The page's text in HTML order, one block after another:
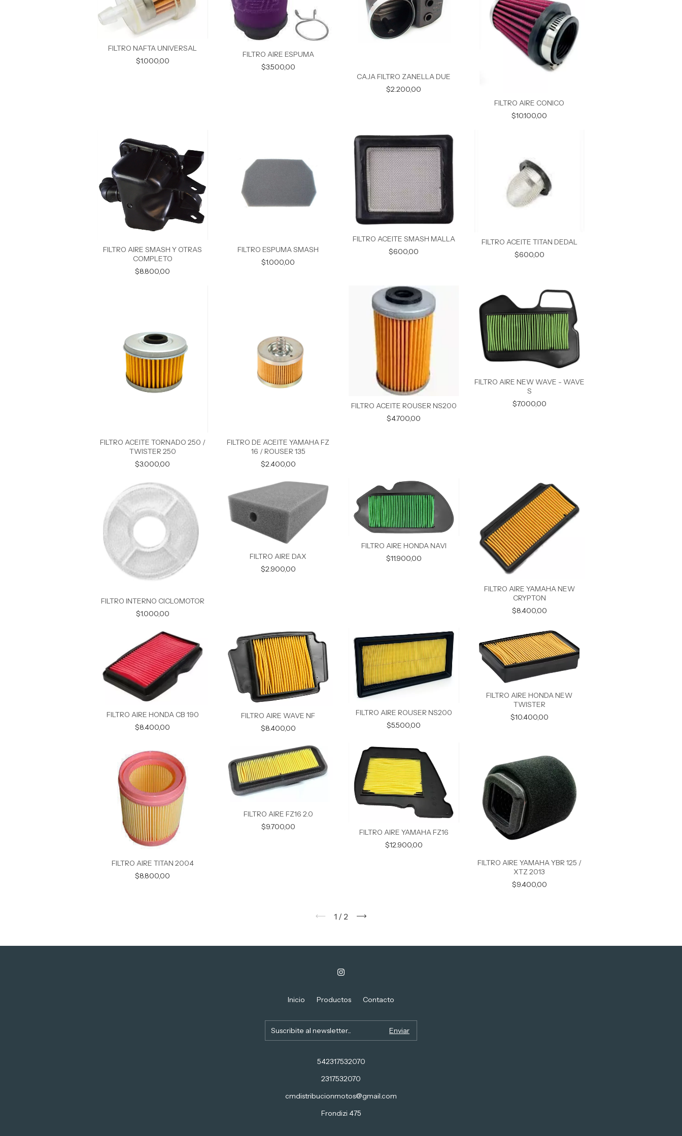
FILTRO NAFTA UNIVERSAL
$1.000,00
FILTRO AIRE ESPUMA
$3.500,00
CAJA FILTRO ZANELLA DUE
$2.200,00
FILTRO AIRE CONICO
$10.100,00
FILTRO AIRE SMASH Y OTRAS
COMPLETO
$8.800,00
FILTRO ESPUMA SMASH
$1.000,00
FILTRO ACEITE SMASH MALLA
$600,00
FILTRO ACEITE TITAN DEDAL
$600,00
FILTRO ACEITE TORNADO 250 /
TWISTER 250
$3.000,00
FILTRO DE ACEITE YAMAHA FZ
16 / ROUSER 135
$2.400,00
FILTRO ACEITE ROUSER NS200
$4.700,00
FILTRO AIRE NEW WAVE - WAVE
S
$7.000,00
FILTRO INTERNO CICLOMOTOR
$1.000,00
FILTRO AIRE DAX
$2.900,00
FILTRO AIRE HONDA NAVI
$11.900,00
FILTRO AIRE YAMAHA NEW
CRYPTON
$8.400,00
FILTRO AIRE HONDA CB 190
$8.400,00
FILTRO AIRE WAVE NF
$8.400,00
FILTRO AIRE ROUSER NS200
$5.500,00
FILTRO AIRE HONDA NEW
TWISTER
$10.400,00
FILTRO AIRE TITAN 2004
$8.800,00
FILTRO AIRE FZ16 2.0
$9.700,00
FILTRO AIRE YAMAHA FZ16
$12.900,00
FILTRO AIRE YAMAHA YBR 125 /
XTZ 2013
$9.400,00
1 / 2
Inicio Productos Contacto
542317532070
2317532070
cmdistribucionmotos@gmail.com
Frondizi 475